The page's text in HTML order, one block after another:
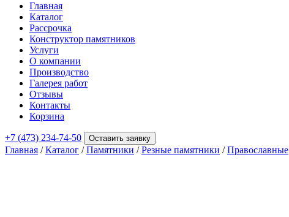
Главная
Каталог
Рассрочка
Конструктор памятников
Услуги
О компании
Производство
Галерея работ
Отзывы
Контакты
Корзина
+7 (473) 234-74-50 Оставить заявку
Главная /Каталог /Памятники /Резные памятники /Православные